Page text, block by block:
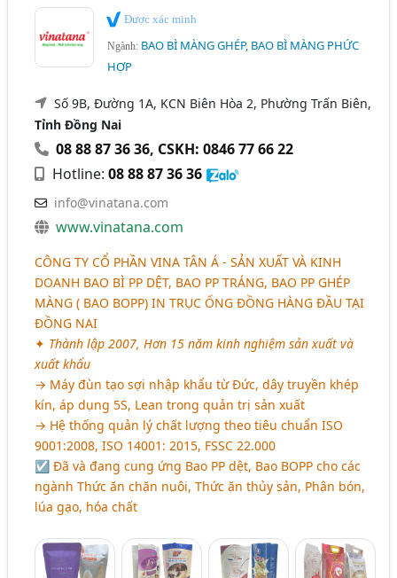
Được xác minh
Ngành: BAO BÌ MÀNG GHÉP, BAO BÌ MÀNG PHỨC
HỢP
Số 9B, Đường 1A, KCN Biên Hòa 2, Phường Trấn Biên,
Tỉnh Đồng Nai
08 88 87 36 36, CSKH: 0846 77 66 22
Hotline:08 88 87 36 36
info@vinatana.com
www.vinatana.com
CÔNG TY CỔ PHẦN VINA TÂN Á - SẢN XUẤT VÀ KINH
DOANH BAO BÌ PP DỆT, BAO PP TRÁNG, BAO PP GHÉP
MÀNG ( BAO BOPP) IN TRỤC ỐNG ĐỒNG HÀNG ĐẦU TẠI
ĐỒNG NAI
✦ Thành lập 2007, Hơn 15 năm kinh nghiệm sản xuất và
xuất khẩu
→ Máy đùn tạo sợi nhập khẩu từ Đức, dây truyền khép
kín, áp dụng 5S, Lean trong quản trị sản xuất
→ Hệ thống quản lý chất lượng theo tiêu chuẩn ISO
9001:2008, ISO 14001: 2015, FSSC 22.000
☑ Đã và đang cung ứng Bao PP dệt, Bao BOPP cho các
ngành Thức ăn chăn nuôi, Thức ăn thủy sản, Phân bón,
lúa gạo, hóa chất